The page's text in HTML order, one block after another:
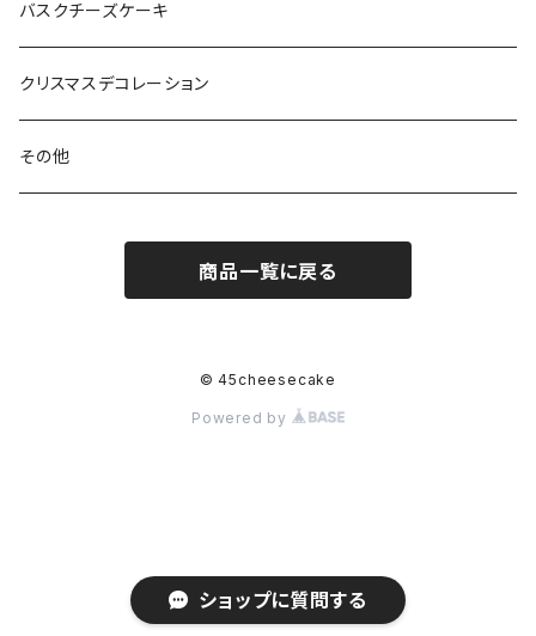
ショップに質問する
バスクチーズケーキ
クリスマスデコレーション
その他
商品一覧に戻る
© 45cheesecake
Powered by